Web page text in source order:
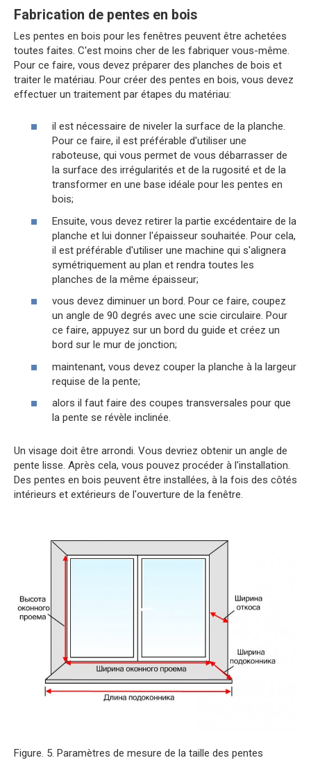
Fabrication de pentes en bois
Les pentes en bois pour les fenêtres peuvent être achetées
toutes faites. C'est moins cher de les fabriquer vous-même.
Pour ce faire, vous devez préparer des planches de bois et
traiter le matériau. Pour créer des pentes en bois, vous devez
effectuer un traitement par étapes du matériau:
il est nécessaire de niveler la surface de la planche.
Pour ce faire, il est préférable d'utiliser une
raboteuse, qui vous permet de vous débarrasser de
la surface des irrégularités et de la rugosité et de la
transformer en une base idéale pour les pentes en
bois;
Ensuite, vous devez retirer la partie excédentaire de la
planche et lui donner l'épaisseur souhaitée. Pour cela,
il est préférable d'utiliser une machine qui s'alignera
symétriquement au plan et rendra toutes les
planches de la même épaisseur;
vous devez diminuer un bord. Pour ce faire, coupez
un angle de 90 degrés avec une scie circulaire. Pour
ce faire, appuyez sur un bord du guide et créez un
bord sur le mur de jonction;
maintenant, vous devez couper la planche à la largeur
requise de la pente;
alors il faut faire des coupes transversales pour que
la pente se révèle inclinée.
Un visage doit être arrondi. Vous devriez obtenir un angle de
pente lisse. Après cela, vous pouvez procéder à l'installation.
Des pentes en bois peuvent être installées, à la fois des côtés
intérieurs et extérieurs de l'ouverture de la fenêtre.
Figure. 5. Paramètres de mesure de la taille des pentes